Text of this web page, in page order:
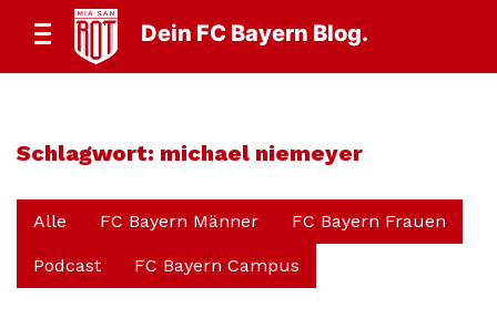
Dein FC Bayern Blog.
Schlagwort: michael niemeyer
Alle FC Bayern Männer FC Bayern Frauen
Podcast FC Bayern Campus